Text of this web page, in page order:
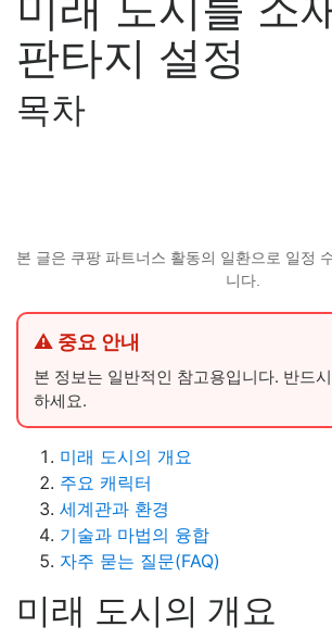
판타지 설정
목차
본 글은 쿠팡 파트너스 활동의 일환으로 일정
니다.
⚠ 중요 안내
본 정보는 일반적인 참고용입니다. 반드
하세요.
미래 도시의 개요
주요 캐릭터
세계관과 환경
기술과 마법의 융합
자주 묻는 질문(FAQ)
미래 도시의 개요